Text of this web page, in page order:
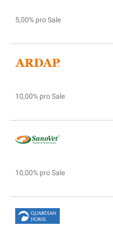
5,00% pro Sale
10,00% pro Sale
10,00% pro Sale